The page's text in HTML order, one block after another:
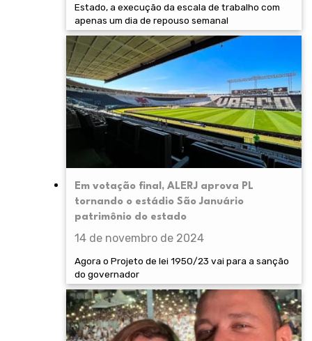
Estado, a execução da escala de trabalho com
apenas um dia de repouso semanal
Em votação final, ALERJ aprova PL
tornando o estádio São Januário
patrimônio do estado
14 de novembro de 2024
Agora o Projeto de lei 1950/23 vai para a sanção
do governador